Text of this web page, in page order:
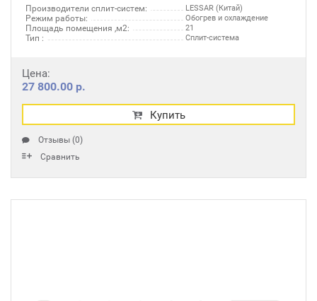
Производители сплит-систем: LESSAR (Китай)
Режим работы: Обогрев и охлаждение
Площадь помещения ,м2: 21
Тип : Сплит-система
Цена:
27 800.00 р.
Купить
Отзывы (0)
Сравнить